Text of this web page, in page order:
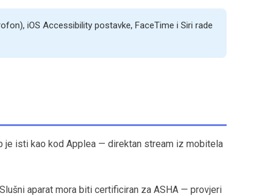
iOS Accessibility postavke, FaceTime i Siri rade
je isti kao kod Applea — direktan stream iz mobitela
aparat mora biti certificiran za ASHA — provjeri